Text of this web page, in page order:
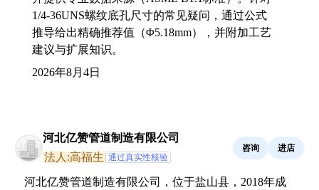
1/4-36UNS螺纹底孔尺寸的常见疑问，通过公式
推导给出精确推荐值（Φ5.18mm），并附加工艺
建议与扩展知识。
2026年8月4日
河北亿赞管道制造有限公司
法人:高福生 通过真实性核验
咨询 进店
河北亿赞管道制造有限公司，位于盐山县，2018年成